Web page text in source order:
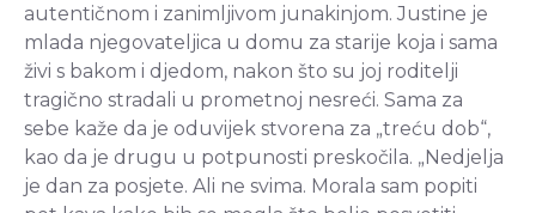
autentičnom i zanimljivom junakinjom. Justine je
mlada njegovateljica u domu za starije koja i sama
živi s bakom i djedom, nakon što su joj roditelji
tragično stradali u prometnoj nesreći. Sama za
sebe kaže da je oduvijek stvorena za „treću dob“,
kao da je drugu u potpunosti preskočila. „Nedjelja
je dan za posjete. Ali ne svima. Morala sam popiti